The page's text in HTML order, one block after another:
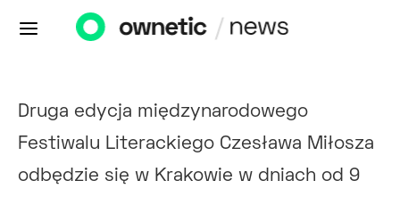
Druga edycja międzynarodowego
Festiwalu Literackiego Czesława Miłosza
odbędzie się w Krakowie w dniach od 9